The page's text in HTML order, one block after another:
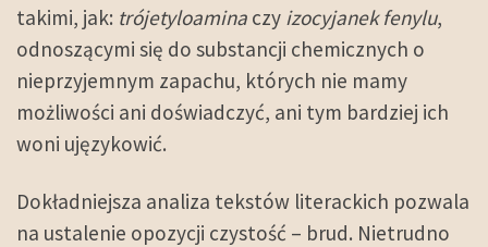
takimi, jak: trójetyloamina czy izocyjanek fenylu,
odnoszącymi się do substancji chemicznych o
nieprzyjemnym zapachu, których nie mamy
możliwości ani doświadczyć, ani tym bardziej ich
woni ujęzykowić.
Dokładniejsza analiza tekstów literackich pozwala
na ustalenie opozycji czystość – brud. Nietrudno